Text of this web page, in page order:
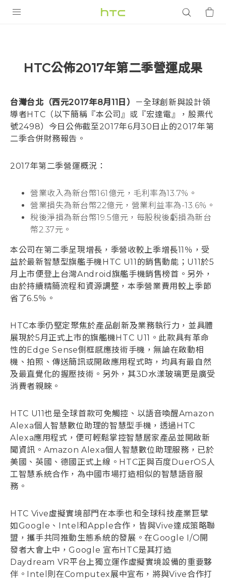
G REIGNS
配件
VIVERSE
校園專案
企業採購
銷售通路
支援服務
VIVELAND
登入
HTC公佈2017年第二季營運成果
台灣台北（西元2017年8月11日）
－全球創新與設計領
導者HTC（以下簡稱『本公司』或『宏達電』，股票代
號2498）今日公佈截至2017年6月30日止的2017年第
二季合併財務報告。
2017年第二季營運概況：
營業收入為新台幣161億元，毛利率為13.7%。
營業損失為新台幣22億元，營業利益率為-13.6%。
稅後淨損為新台幣19.5億元，每股稅後虧損為新台
幣2.37元。
本公司在第二季呈現增長，季營收較上季增長11％，受
益於最新智慧型旗艦手機HTC U11的銷售動能；U11於5
月上市便登上台灣Android旗艦手機銷售榜首。另外，
由於持續精簡流程和資源調整，本季營業費用較上季節
省了6.5％。
HTC本季仍堅定聚焦於產品創新及業務執行力，並具體
展現於5月正式上市的旗艦機HTC U11。此款具有革命
性的Edge Sense側框感應技術手機，無論在啟動相
機、拍照、傳送簡訊或開啟應用程式時，均具有最自然
及最直覺化的握壓技術。另外，其3D水漾玻璃更是廣受
消費者親睞。
HTC U11也是全球首款可免觸控、以語音喚醒Amazon
Alexa個人智慧數位助理的智慧型手機，透過HTC
Alexa應用程式，便可輕鬆掌控智慧居家產品並開啟新
聞資訊。Amazon Alexa個人智慧數位助理服務，已於
美國、英國、德國正式上線。HTC正與百度DuerOS人
工智慧系統合作，為中國市場打造相似的智慧語音服
務。
HTC Vive虛擬實境部門在本季也和全球科技產業巨擘
如Google、Intel和Apple合作，皆與Vive達成策略聯
盟，攜手共同推動生態系統的發展。在Google I/O開
發者大會上中，Google 宣布HTC是其打造
Daydream VR平台上獨立運作虛擬實境設備的重要夥
伴。Intel則在Computex展中宣布，將與Vive合作打